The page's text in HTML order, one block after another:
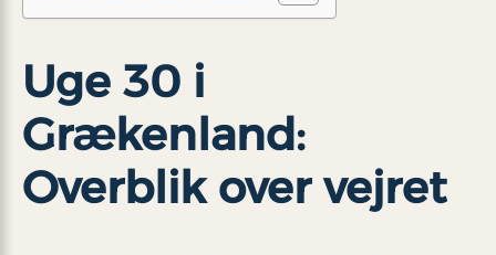
Uge 30 i
Grækenland:
Overblik over vejret